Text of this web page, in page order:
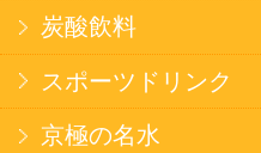
ご利用ガイド
新規ご利用登録